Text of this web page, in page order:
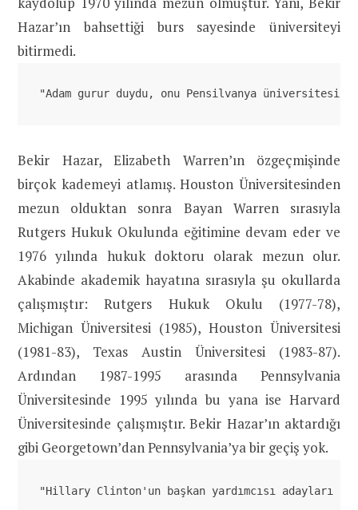
Hazar’ın bahsettiği burs sayesinde üniversiteyi
bitirmedi.
"Adam gurur duydu, onu Pensilvanya
Bekir Hazar, Elizabeth Warren’ın özgeçmişinde
birçok kademeyi atlamış. Houston Üniversitesinden
mezun olduktan sonra Bayan Warren sırasıyla
Rutgers Hukuk Okulunda eğitimine devam eder ve
1976 yılında hukuk doktoru olarak mezun olur.
Akabinde akademik hayatına sırasıyla şu okullarda
çalışmıştır: Rutgers Hukuk Okulu (1977-78),
Michigan Üniversitesi (1985), Houston Üniversitesi
(1981-83), Texas Austin Üniversitesi (1983-87).
Ardından 1987-1995 arasında Pennsylvania
Üniversitesinde 1995 yılında bu yana ise Harvard
Üniversitesinde çalışmıştır. Bekir Hazar’ın aktardığı
gibi Georgetown’dan Pennsylvania’ya bir geçiş yok.
"Hillary Clinton'un başkan yardımcısı adayları